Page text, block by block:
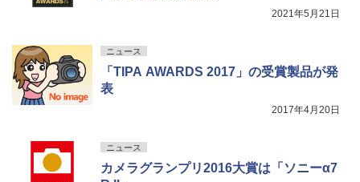
2021年5月21日
ニュース
「TIPA AWARDS 2017」の受賞製品が発
表
2017年4月20日
ニュース
カメラグランプリ2016大賞は「ソニーα7